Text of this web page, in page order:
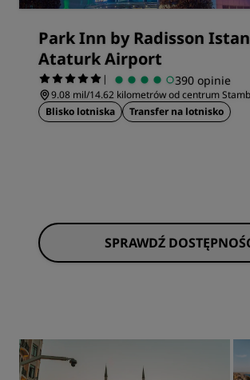
Park Inn by Radisson
Ataturk Airport
| 390 opinie
9.08 mil/14.62 kilometrów od centrum
Blisko lotniska
Transfer na lotnisko
SPRAWDŹ